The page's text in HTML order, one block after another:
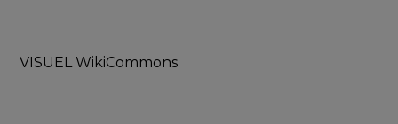
VISUEL WikiCommons